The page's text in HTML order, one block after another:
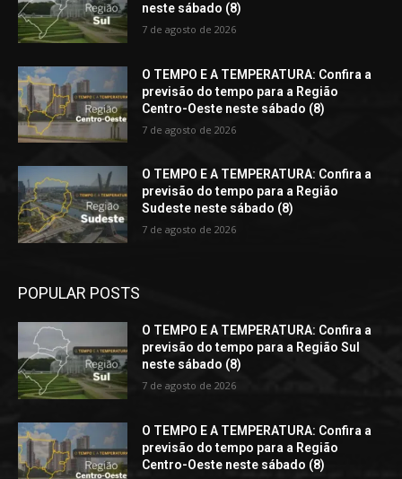
neste sábado (8)
7 de agosto de 2026
O TEMPO E A TEMPERATURA: Confira a
previsão do tempo para a Região
Centro-Oeste neste sábado (8)
7 de agosto de 2026
O TEMPO E A TEMPERATURA: Confira a
previsão do tempo para a Região
Sudeste neste sábado (8)
7 de agosto de 2026
POPULAR POSTS
O TEMPO E A TEMPERATURA: Confira a
previsão do tempo para a Região Sul
neste sábado (8)
7 de agosto de 2026
O TEMPO E A TEMPERATURA: Confira a
previsão do tempo para a Região
Centro-Oeste neste sábado (8)